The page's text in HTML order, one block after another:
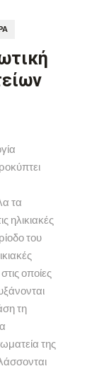
τα
ηλικιακές
του
οποίες
τη
της